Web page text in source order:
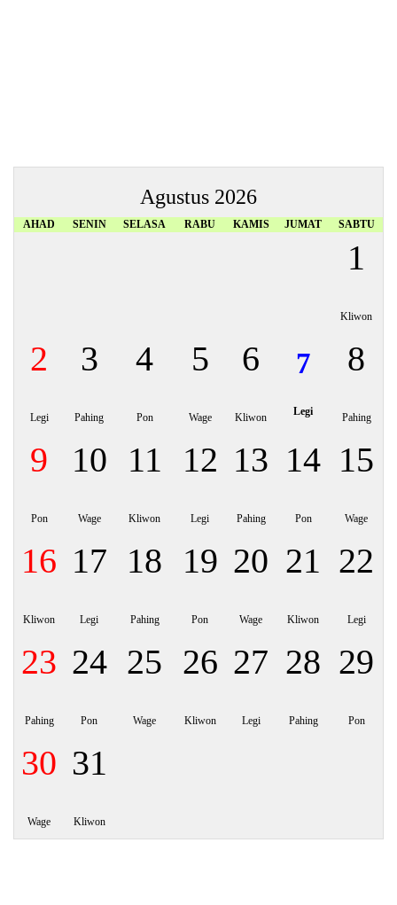
Agustus 2026
AHAD SENIN SELASA RABU KAMIS JUMAT SABTU
1
Kliwon
2
Legi
3
Pahing
4
Pon
5
Wage
6
Kliwon
7
Legi
8
Pahing
9
Pon
10
Wage
11
Kliwon
12
Legi
13
Pahing
14
Pon
15
Wage
16
Kliwon
17
Legi
18
Pahing
19
Pon
20
Wage
21
Kliwon
22
Legi
23
Pahing
24
Pon
25
Wage
26
Kliwon
27
Legi
28
Pahing
29
Pon
30
Wage
31
Kliwon